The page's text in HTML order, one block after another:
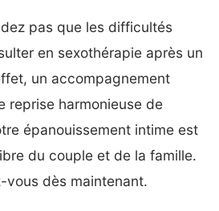
pas que les difficultés
en sexothérapie après un
un accompagnement
reprise harmonieuse de
épanouissement intime est
du couple et de la famille.
vous dès maintenant.